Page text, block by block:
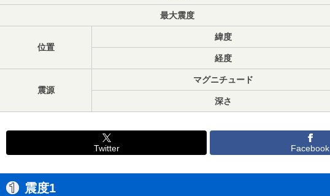
最大震度
位置
緯度
経度
震源
マグニチュード
深さ
Twitter Facebook
震度1